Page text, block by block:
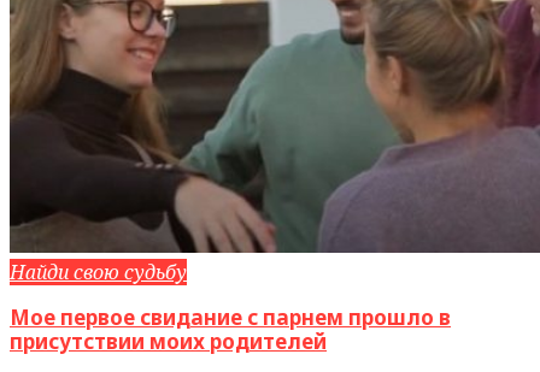
Найди свою судьбу
Мое первое свидание с парнем прошло в
присутствии моих родителей